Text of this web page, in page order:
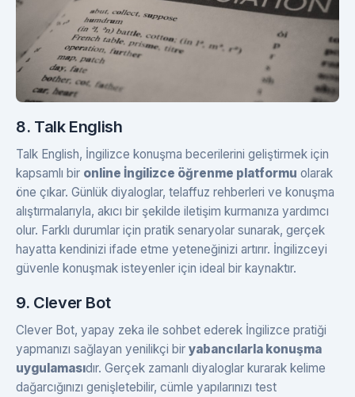
8. Talk English
Talk English, İngilizce konuşma becerilerini geliştirmek için
kapsamlı bir online İngilizce öğrenme platformu olarak
öne çıkar. Günlük diyaloglar, telaffuz rehberleri ve konuşma
alıştırmalarıyla, akıcı bir şekilde iletişim kurmanıza yardımcı
olur. Farklı durumlar için pratik senaryolar sunarak, gerçek
hayatta kendinizi ifade etme yeteneğinizi artırır. İngilizceyi
güvenle konuşmak isteyenler için ideal bir kaynaktır.
9. Clever Bot
Clever Bot, yapay zeka ile sohbet ederek İngilizce pratiği
yapmanızı sağlayan yenilikçi bir yabancılarla konuşma
uygulamasıdır. Gerçek zamanlı diyaloglar kurarak kelime
dağarcığınızı genişletebilir, cümle yapılarınızı test